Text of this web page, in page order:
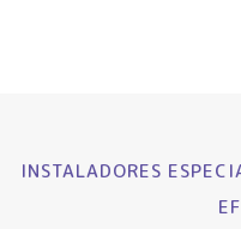
INSTALADORES